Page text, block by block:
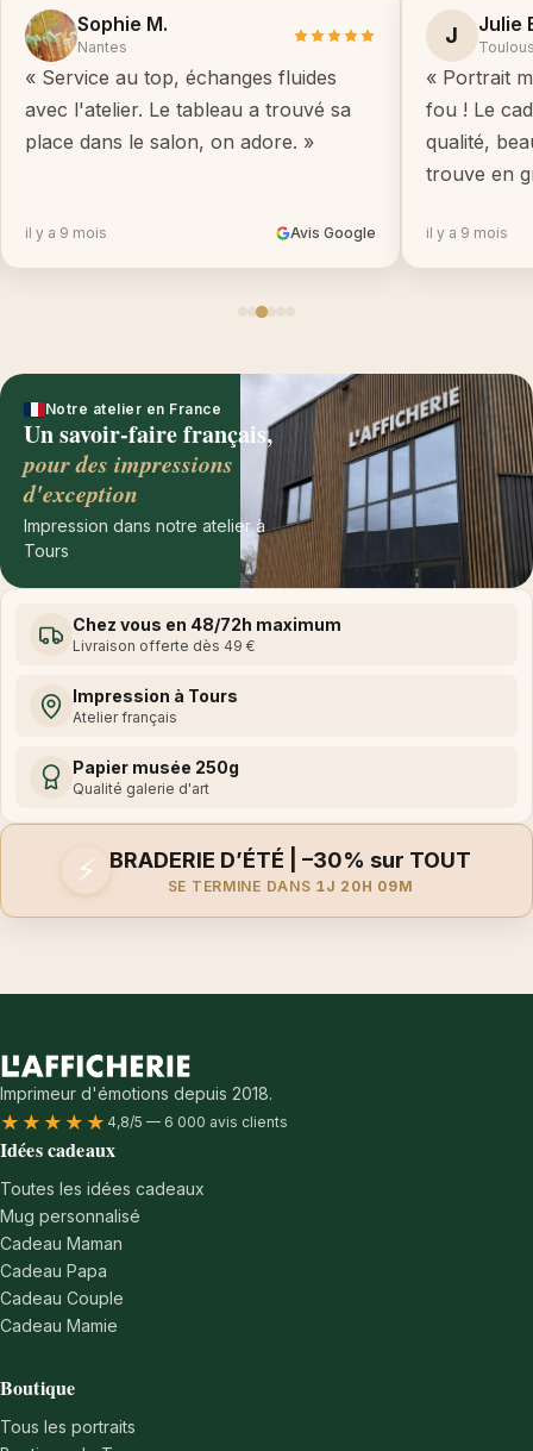
Sophie M.
Nantes
« Service au top, échanges fluides
avec l'atelier. Le tableau a trouvé sa
place dans le salon, on adore. »
il y a 9 mois Avis Google
J Julie
« Portrait
fou ! Le
qualité,
trouve en
il y a 9 mois
Notre atelier en France
Un savoir-faire français,
pour des impressions
d'exception
Impression dans notre atelier à
Tours
Chez vous en 48/72h maximum
Livraison offerte dès 49 €
Impression à Tours
Atelier français
Papier musée 250g
Qualité galerie d'art
⚡ BRADERIE D’ÉTÉ | –30% sur TOUT
SE TERMINE DANS 1J 20H 09M
Imprimeur d'émotions depuis 2018.
★★★★★ 4,8/5 — 6 000 avis clients
Idées cadeaux
Toutes les idées cadeaux
Mug personnalisé
Cadeau Maman
Cadeau Papa
Cadeau Couple
Cadeau Mamie
Boutique
Tous les portraits